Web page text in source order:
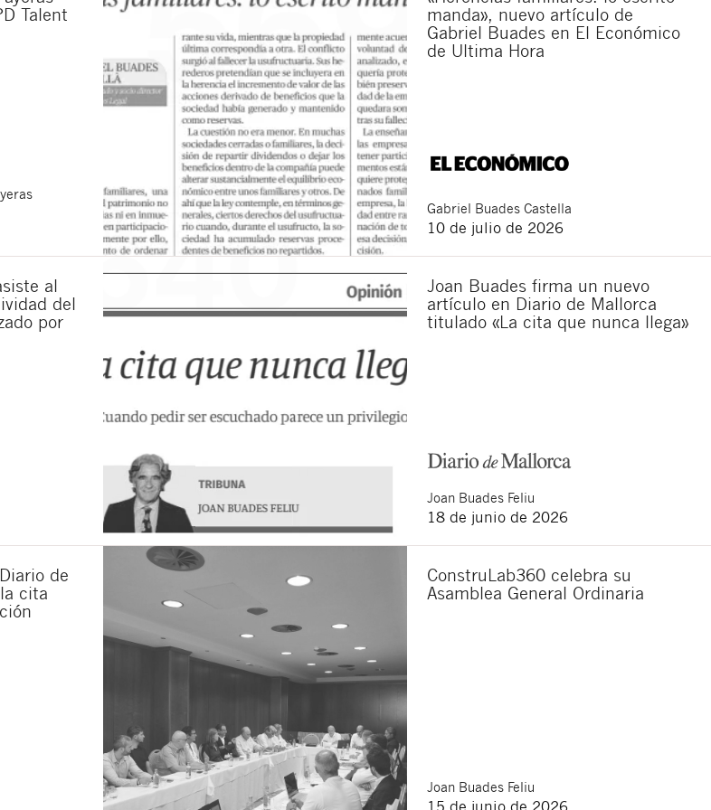
Talent
manda», nuevo artículo de
Gabriel Buades en El Económico
de Ultima Hora
Gabriel Buades Castella
10 de julio de 2026
al
del
por
Joan Buades firma un nuevo
artículo en Diario de Mallorca
titulado «La cita que nunca llega»
Joan Buades Feliu
18 de junio de 2026
de
cita
ConstruLab360 celebra su
Asamblea General Ordinaria
Joan Buades Feliu
15 de junio de 2026